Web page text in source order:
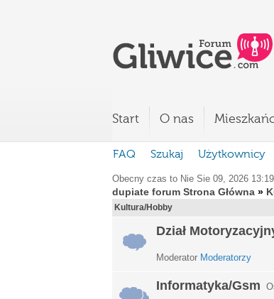
Start O nas
FAQ Szukaj Użytkownicy
Obecny czas to Nie Sie 09, 2026 13:19
dupiate forum Strona Główna »
Kultura/Hobby
Dział
Moderator Moderatorzy
Informatyka/Gsm